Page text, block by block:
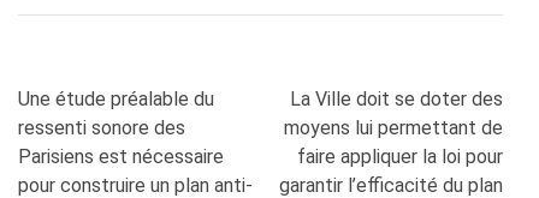
Navigation
de
l’article
Une étude préalable du
ressenti sonore des
Parisiens est nécessaire
pour construire un plan anti-
La Ville doit se doter des
moyens lui permettant de
faire appliquer la loi pour
garantir l’efficacité du plan